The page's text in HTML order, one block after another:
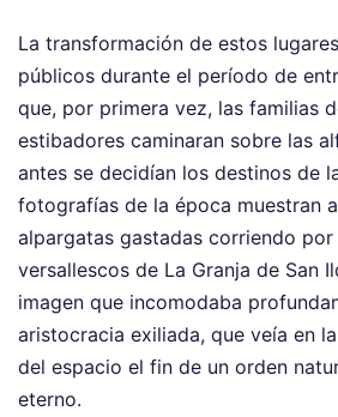
La transformación de estos
públicos durante el período de
que, por primera vez, las familias
estibadores caminaran sobre las
antes se decidían los destinos de
fotografías de la época muestran
alpargatas gastadas corriendo
versallescos de La Granja de San
imagen que incomodaba
aristocracia exiliada, que veía en
del espacio el fin de un orden
eterno.